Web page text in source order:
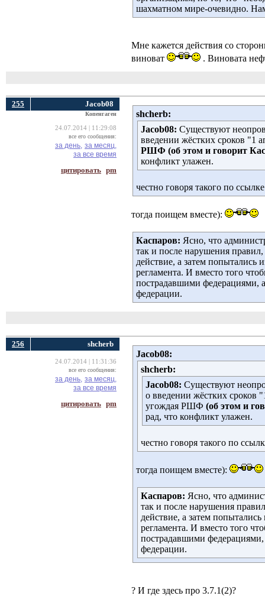
шахматном мире-очевидно.
Мне кажется действия со
виноват
. Виновата
255 Jacob08
Копенгаген
24.07.2014 | 11:29:08
все его сообщения:
за день, за месяц,
за все время
цитировать pm
shcherb:
Jacob08: Существуют
введении жёстких сроков "1
РШФ (об этом и говорит
конфликт улажен.
честно говоря такого по
тогда поищем вместе):
Каспаров: Ясно, что
так и после нарушения
действие, а затем попытались
регламента. И вместо того
пострадавшими федерациями,
федерации.
256 shcherb
24.07.2014 | 11:31:36
все его сообщения:
за день, за месяц,
за все время
цитировать pm
Jacob08:
shcherb:
Jacob08: Существуют
о введении жёстких сроков
угождая РШФ (об этом и
рад, что конфликт улажен.
честно говоря такого по
тогда поищем вместе):
Каспаров: Ясно, что
так и после нарушения
действие, а затем
регламента. И вместо того
пострадавшими
федерации.
? И где здесь про 3.7.1(2)?